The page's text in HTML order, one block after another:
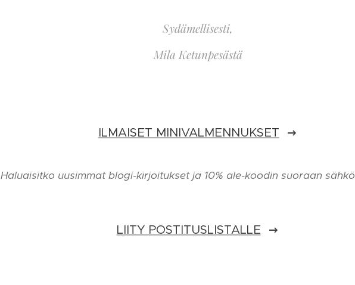
Sydämellisesti,
Mila Ketunpesästä
ILMAISET MINIVALMENNUKSET
Haluaisitko uusimmat blogi-kirjoitukset ja 10% ale-koodin suoraan
LIITY POSTITUSLISTALLE